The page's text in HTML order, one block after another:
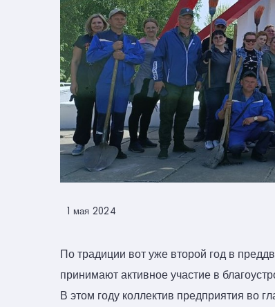
1 мая 2024
По традиции вот уже второй год в
принимают активное участие в
В этом году коллектив предприятия во